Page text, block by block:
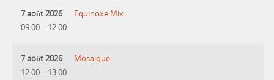
7 août 2026
09:00– 12:00
Equinoxe Mix
7 août 2026
12:00– 13:00
Mosaique